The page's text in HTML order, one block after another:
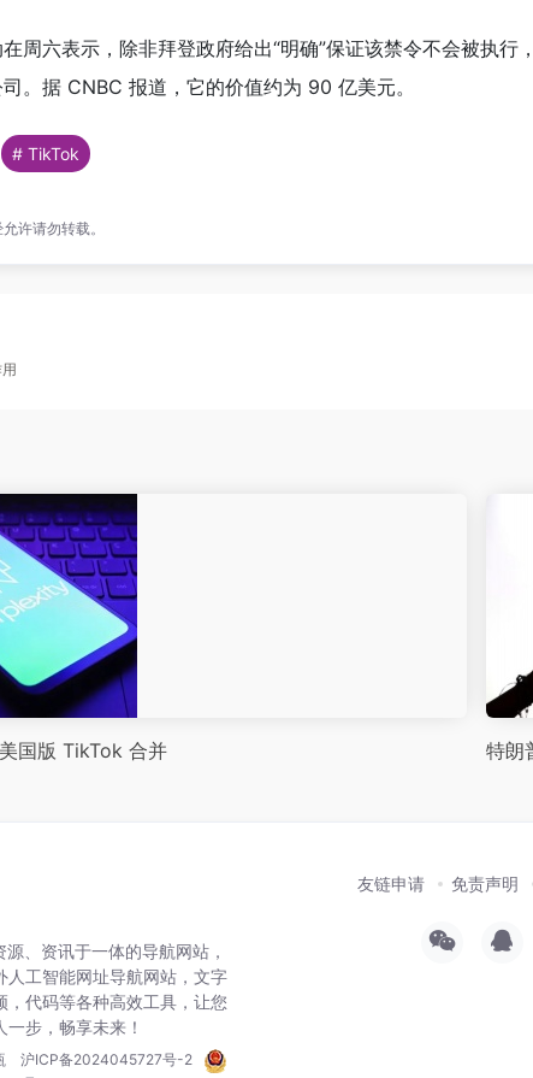
周六表示，除非拜登政府给出“明确”保证该禁令不会被执
。据 CNBC 报道，它的价值约为 90 亿美元。
# TikTok
许请勿转载。
国版 TikTok 合并 特朗
、资讯于一体的导航网站，
人工智能网址导航网站，文字
，代码等各种高效工具，让您
步，畅享未来！
沪ICP备2024045727号-2
友链申请 免责声明